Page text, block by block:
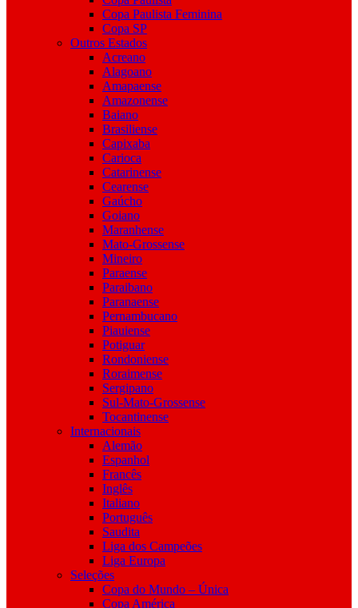
Copa Paulista Feminina
Copa SP
Outros Estados
Acreano
Alagoano
Amapaense
Amazonense
Baiano
Brasiliense
Capixaba
Carioca
Catarinense
Cearense
Gaúcho
Goiano
Maranhense
Mato-Grossense
Mineiro
Paraense
Paraibano
Paranaense
Pernambucano
Piauiense
Potiguar
Rondoniense
Roraimense
Sergipano
Sul-Mato-Grossense
Tocantinense
Internacionais
Alemão
Espanhol
Francês
Inglês
Italiano
Português
Saudita
Liga dos Campeões
Liga Europa
Seleções
Copa do Mundo – Única
Copa América